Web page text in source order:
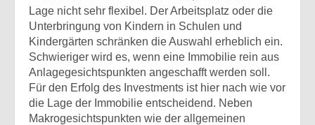
Lage nicht sehr flexibel. Der Arbeitsplatz oder die
Unterbringung von Kindern in Schulen und
Kindergärten schränken die Auswahl erheblich ein.
Schwieriger wird es, wenn eine Immobilie rein aus
Anlagegesichtspunkten angeschafft werden soll.
Für den Erfolg des Investments ist hier nach wie vor
die Lage der Immobilie entscheidend. Neben
Makrogesichtspunkten wie der allgemeinen